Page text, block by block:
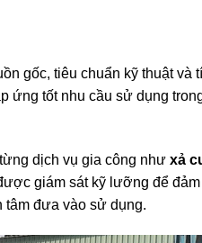
gốc, tiêu chuẩn kỹ thuật và
ứng tốt nhu cầu sử dụng
dịch vụ gia công như xả
giám sát kỹ lưỡng để
tâm đưa vào sử dụng.